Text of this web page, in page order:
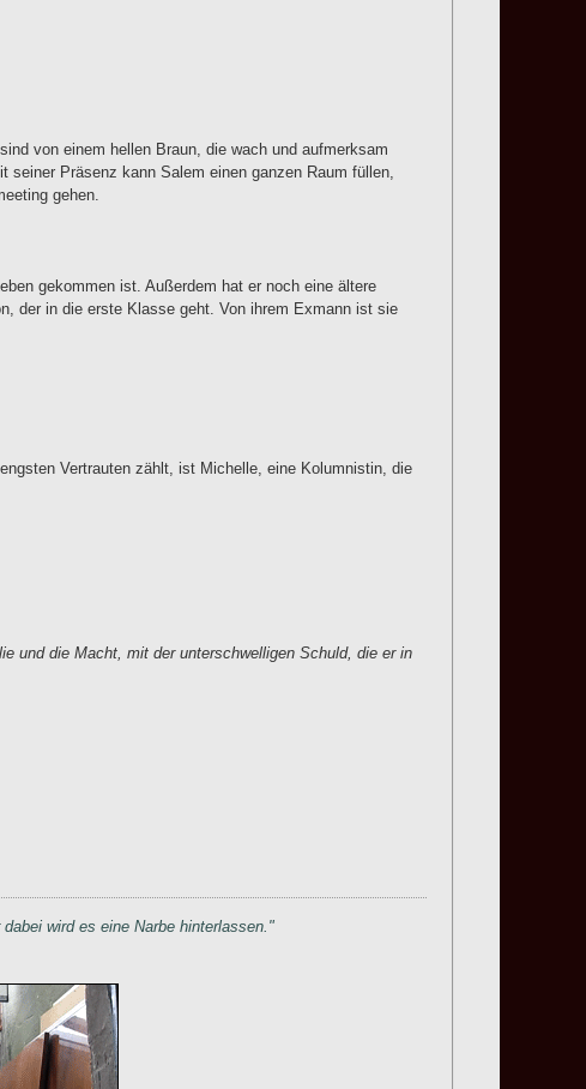
von einem hellen Braun, die wach und aufmerksam
Präsenz kann Salem einen ganzen Raum füllen,
gehen.
gekommen ist. Außerdem hat er noch eine ältere
der in die erste Klasse geht. Von ihrem Exmann ist sie
Vertrauten zählt, ist Michelle, eine Kolumnistin, die
und die Macht, mit der unterschwelligen Schuld, die er in
wird es eine Narbe hinterlassen."